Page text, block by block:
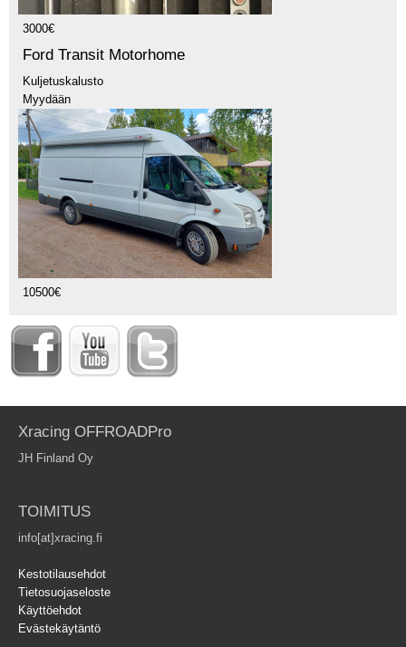
3000€
Ford Transit Motorhome
Kuljetuskalusto
Myydään
10500€
Xracing OFFROADPro
JH Finland Oy
TOIMITUS
info[at]xracing.fi
Kestotilausehdot
Tietosuojaseloste
Käyttöehdot
Evästekäytäntö